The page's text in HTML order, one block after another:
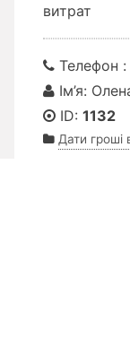
витрат
Телефон :
Ім’я:
ID: 1132
Дати гроші